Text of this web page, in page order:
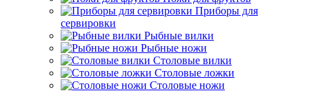
Приборы для
сервировки
Рыбные вилки
Рыбные ножи
Столовые вилки
Столовые ложки
Столовые ножи